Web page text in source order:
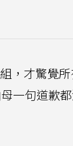
，才驚覺
一句道歉